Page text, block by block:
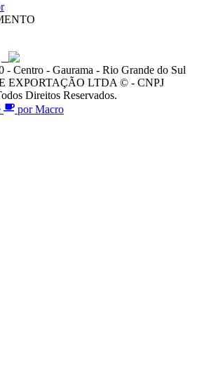
- Centro - Gaurama - Rio Grande do Sul
EXPORTAÇÃO LTDA © - CNPJ
Direitos Reservados.
por Macro